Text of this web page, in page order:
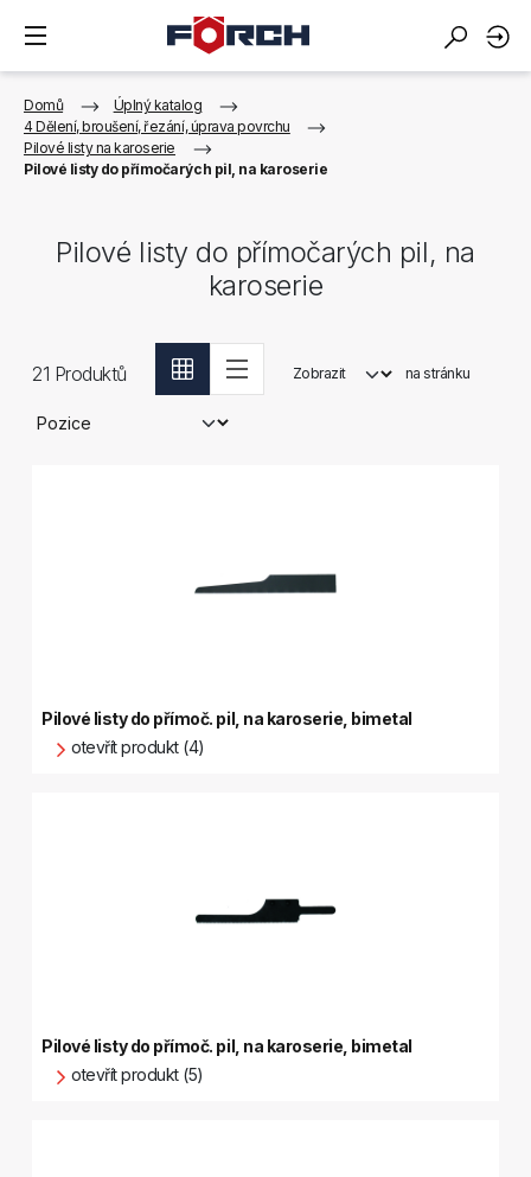
Domů
Úplný katalog
4 Dělení, broušení, řezání, úprava povrchu
Pilové listy na karoserie
Pilové listy do přímočarých pil, na karoserie
Pilové listy do přímočarých pil, na
karoserie
21 Produktů Zobrazit na stránku
Pilové listy do přímoč. pil, na karoserie, bimetal
otevřít produkt (4)
Pilové listy do přímoč. pil, na karoserie, bimetal
otevřít produkt (5)